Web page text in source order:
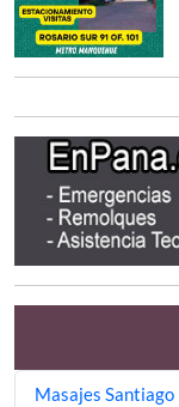
Masajes Santiago